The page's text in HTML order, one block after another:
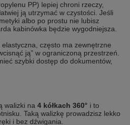
PP) lepiej chroni rzeczy,
ją utrzymać w czystości. Jeśli
albo po prostu nie lubisz
kabinówka będzie wygodniejsza.
często ma zewnętrzne
ją” w ograniczoną przestrzeń.
szybki dostęp do dokumentów,
walizki na 4 kółkach 360° i to
Taką walizkę prowadzisz lekko
i bez dźwigania.